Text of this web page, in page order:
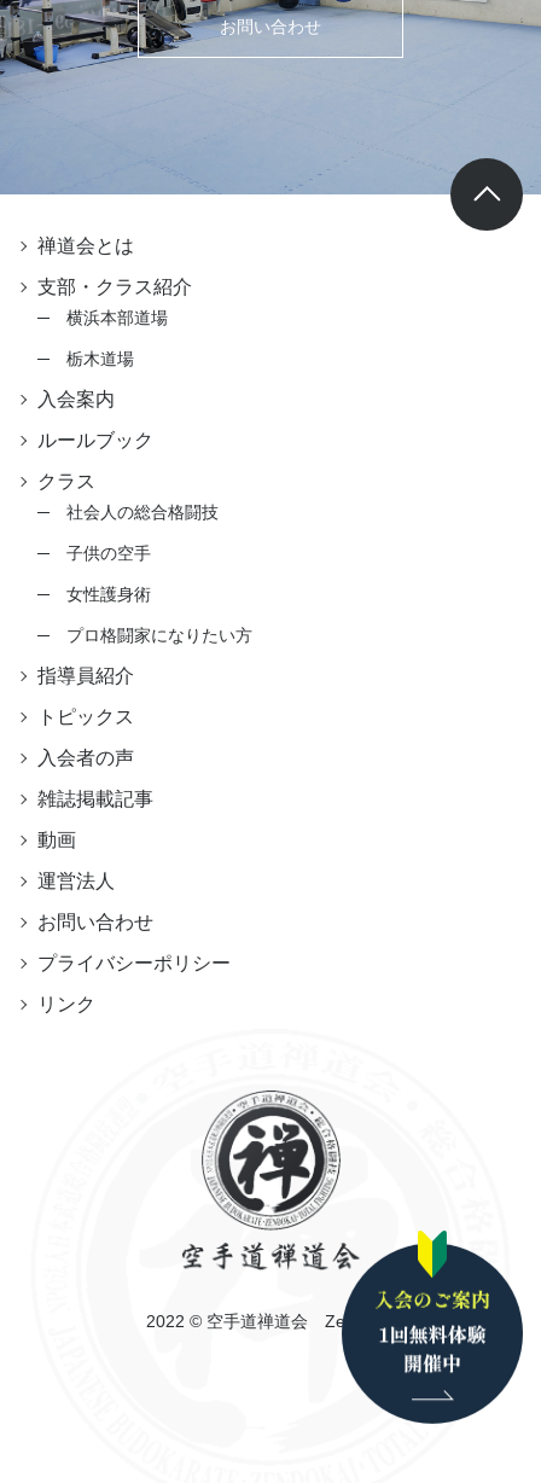
お問い合わせ
禅道会とは
支部・クラス紹介
横浜本部道場
栃木道場
入会案内
ルールブック
クラス
社会人の総合格闘技
子供の空手
女性護身術
プロ格闘家になりたい方
指導員紹介
トピックス
入会者の声
雑誌掲載記事
動画
運営法人
お問い合わせ
プライバシーポリシー
リンク
2022 © 空手道禅道会 Zendokai